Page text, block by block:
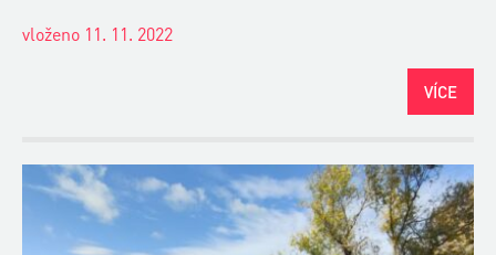
vloženo 11. 11. 2022
VÍCE